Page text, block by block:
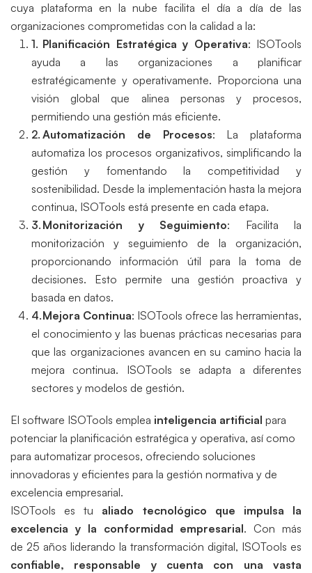
cuya plataforma en la nube facilita el día a día de las
organizaciones comprometidas con la calidad a la:
Planificación Estratégica y Operativa: ISOTools
ayuda a las organizaciones a planificar
estratégicamente y operativamente. Proporciona una
visión global que alinea personas y procesos,
permitiendo una gestión más eficiente.
Automatización de Procesos: La plataforma
automatiza los procesos organizativos, simplificando la
gestión y fomentando la competitividad y
sostenibilidad. Desde la implementación hasta la mejora
continua, ISOTools está presente en cada etapa.
Monitorización y Seguimiento: Facilita la
monitorización y seguimiento de la organización,
proporcionando información útil para la toma de
decisiones. Esto permite una gestión proactiva y
basada en datos.
Mejora Continua: ISOTools ofrece las herramientas,
el conocimiento y las buenas prácticas necesarias para
que las organizaciones avancen en su camino hacia la
mejora continua. ISOTools se adapta a diferentes
sectores y modelos de gestión.
El software ISOTools emplea inteligencia artificial para
potenciar la planificación estratégica y operativa, así como
para automatizar procesos, ofreciendo soluciones
innovadoras y eficientes para la gestión normativa y de
excelencia empresarial.
ISOTools es tu aliado tecnológico que impulsa la
excelencia y la conformidad empresarial. Con más
de 25 años liderando la transformación digital, ISOTools es
confiable, responsable y cuenta con una vasta